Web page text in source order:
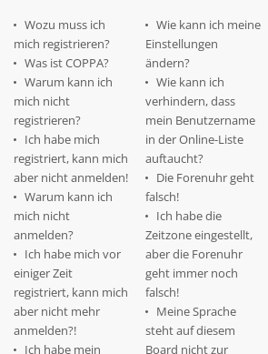
Wozu muss ich
mich registrieren?
Was ist COPPA?
Warum kann ich
mich nicht
registrieren?
Ich habe mich
registriert, kann mich
aber nicht anmelden!
Warum kann ich
mich nicht
anmelden?
Ich habe mich vor
einiger Zeit
registriert, kann mich
aber nicht mehr
anmelden?!
Ich habe mein
Wie kann ich meine
Einstellungen
ändern?
Wie kann ich
verhindern, dass
mein Benutzername
in der Online-Liste
auftaucht?
Die Forenuhr geht
falsch!
Ich habe die
Zeitzone eingestellt,
aber die Forenuhr
geht immer noch
falsch!
Meine Sprache
steht auf diesem
Board nicht zur